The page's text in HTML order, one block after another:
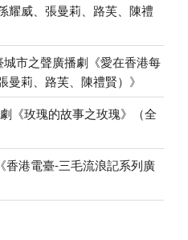
耀威、張曼莉、路芙、陳禮
城市之聲廣播劇《愛在香港每
莉、路芙、陳禮賢） 》
《玫瑰的故事之玫瑰》（全
香港電臺-三毛流浪記系列廣